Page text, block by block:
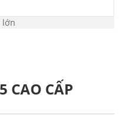
lớn
CAO CẤP